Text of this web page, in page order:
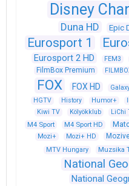
Disney
Duna HD
Epic
Eurosport 1
Eurosport 2 HD
FEM3
FilmBox Premium
FOX FOX HD
HGTV History Humor+
Kiwi TV
Kölyökklub LiChi
M4 Sport M4 Sport HD
Mozi+ Mozi+ HD
MTV Hungary
Muzsika
National
National